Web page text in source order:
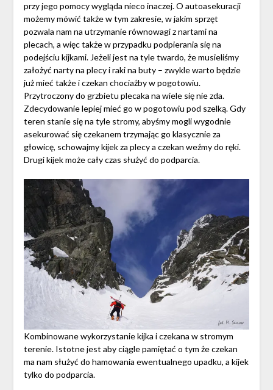
przy jego pomocy wygląda nieco inaczej. O autoasekuracji
możemy mówić także w tym zakresie, w jakim sprzęt
pozwala nam na utrzymanie równowagi z nartami na
plecach, a więc także w przypadku podpierania się na
podejściu kijkami. Jeżeli jest na tyle twardo, że musieliśmy
założyć narty na plecy i raki na buty – zwykle warto będzie
już mieć także i czekan chociażby w pogotowiu.
Przytroczony do grzbietu plecaka na wiele się nie zda.
Zdecydowanie lepiej mieć go w pogotowiu pod szelką. Gdy
teren stanie się na tyle stromy, abyśmy mogli wygodnie
asekurować się czekanem trzymając go klasycznie za
głowicę, schowajmy kijek za plecy a czekan weźmy do ręki.
Drugi kijek może cały czas służyć do podparcia.
Kombinowane wykorzystanie kijka i czekana w stromym
terenie. Istotne jest aby ciągle pamiętać o tym że czekan
ma nam służyć do hamowania ewentualnego upadku, a kijek
tylko do podparcia.